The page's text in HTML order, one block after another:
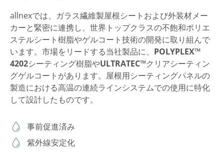
allnexでは、ガラス繊維製屋根シートおよび外装材メー
カーと緊密に連携し、世界トップクラスの不飽和ポリエ
ステルシート樹脂やゲルコート技術の開発に取り組んで
います。市場をリードする当社製品に、 POLYPLEX™
4202シーティング樹脂やULTRATEC™クリアシーティン
グゲルコートがあります。屋根用シーティングパネルの
製造における高温の連続ラインシステムでの使用に特化
して設計したものです。
事前促進済み
紫外線安定化